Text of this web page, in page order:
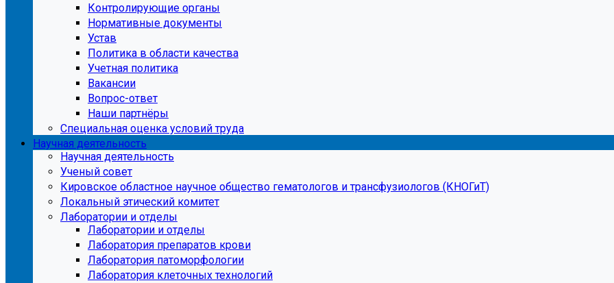
Контролирующие органы
Нормативные документы
Устав
Политика в области качества
Учетная политика
Вакансии
Вопрос-ответ
Наши партнёры
Специальная оценка условий труда
Научная деятельность
Научная деятельность
Ученый совет
Кировское областное научное общество гематологов и трансфузиологов (КНОГиТ)
Локальный этический комитет
Лаборатории и отделы
Лаборатории и отделы
Лаборатория препаратов крови
Лаборатория патоморфологии
Лаборатория клеточных технологий